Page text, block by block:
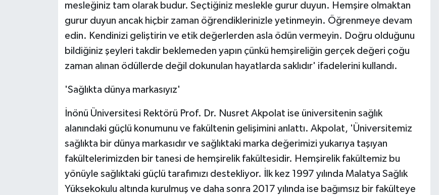
mesleğiniz tam olarak budur. Seçtiğiniz meslekle gurur duyun. Hemşire olmaktan
gurur duyun ancak hiçbir zaman öğrendiklerinizle yetinmeyin. Öğrenmeye devam
edin. Kendinizi geliştirin ve etik değerlerden asla ödün vermeyin. Doğru olduğunu
bildiğiniz şeyleri takdir beklemeden yapın çünkü hemşireliğin gerçek değeri çoğu
zaman alınan ödüllerde değil dokunulan hayatlarda saklıdır' ifadelerini kullandı.
'Sağlıkta dünya markasıyız'
İnönü Üniversitesi Rektörü Prof. Dr. Nusret Akpolat ise üniversitenin sağlık
alanındaki güçlü konumunu ve fakültenin gelişimini anlattı. Akpolat, 'Üniversitemiz
sağlıkta bir dünya markasıdır ve sağlıktaki marka değerimizi yukarıya taşıyan
fakültelerimizden bir tanesi de hemşirelik fakültesidir. Hemşirelik fakültemiz bu
yönüyle sağlıktaki güçlü tarafımızı destekliyor. İlk kez 1997 yılında Malatya Sağlık
Yüksekokulu altında kurulmuş ve daha sonra 2017 yılında ise bağımsız bir fakülteye